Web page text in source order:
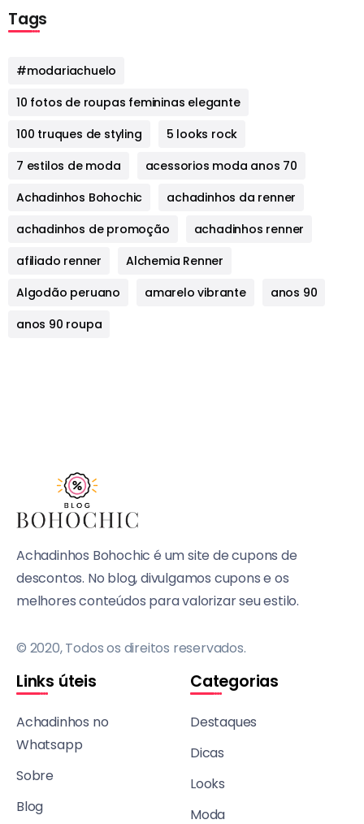
Tags
#modariachuelo
10 fotos de roupas femininas elegante
100 truques de styling
5 looks rock
7 estilos de moda
acessorios moda anos 70
Achadinhos Bohochic
achadinhos da renner
achadinhos de promoção
achadinhos renner
afiliado renner
Alchemia Renner
Algodão peruano
amarelo vibrante
anos 90
anos 90 roupa
Achadinhos Bohochic é um site de cupons de
descontos. No blog, divulgamos cupons e os
melhores conteúdos para valorizar seu estilo.
© 2020, Todos os direitos reservados.
Links úteis
Achadinhos no
Whatsapp
Sobre
Blog
Categorias
Destaques
Dicas
Looks
Moda